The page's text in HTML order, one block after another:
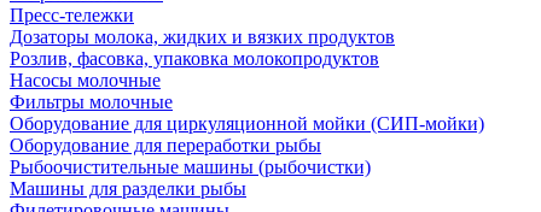
Пресс-тележки
Дозаторы молока, жидких и вязких продуктов
Розлив, фасовка, упаковка молокопродуктов
Насосы молочные
Фильтры молочные
Оборудование для циркуляционной мойки (СИП-мойки)
Оборудование для переработки рыбы
Рыбоочистительные машины (рыбочистки)
Машины для разделки рыбы